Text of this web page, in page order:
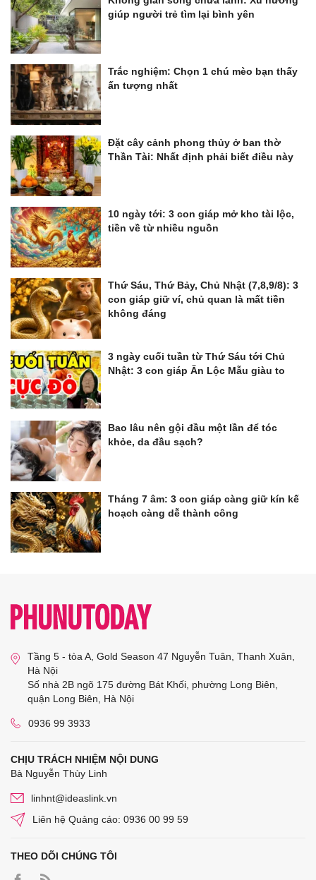
giúp người trẻ tìm lại bình yên
Trắc nghiệm: Chọn 1 chú mèo bạn thấy
ấn tượng nhất
Đặt cây cảnh phong thủy ở ban thờ
Thần Tài: Nhất định phải biết điều này
10 ngày tới: 3 con giáp mở kho tài lộc,
tiền về từ nhiều nguồn
Thứ Sáu, Thứ Bảy, Chủ Nhật (7,8,9/8): 3
con giáp giữ ví, chủ quan là mất tiền
không đáng
3 ngày cuối tuần từ Thứ Sáu tới Chủ
Nhật: 3 con giáp Ăn Lộc Mẫu giàu to
Bao lâu nên gội đầu một lần để tóc
khỏe, da đầu sạch?
Tháng 7 âm: 3 con giáp càng giữ kín kế
hoạch càng dễ thành công
Tầng 5 - tòa A, Gold Season 47 Nguyễn Tuân, Thanh Xuân,
Hà Nội
Số nhà 2B ngõ 175 đường Bát Khối, phường Long Biên,
quận Long Biên, Hà Nội
0936 99 3933
CHỊU TRÁCH NHIỆM NỘI DUNG
Bà Nguyễn Thùy Linh
linhnt@ideaslink.vn
Liên hệ Quảng cáo: 0936 00 99 59
THEO DÕI CHÚNG TÔI